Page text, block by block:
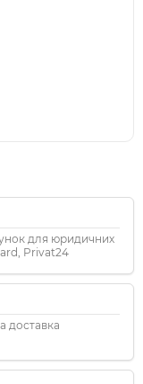
для юридичних
Privat24
доставка